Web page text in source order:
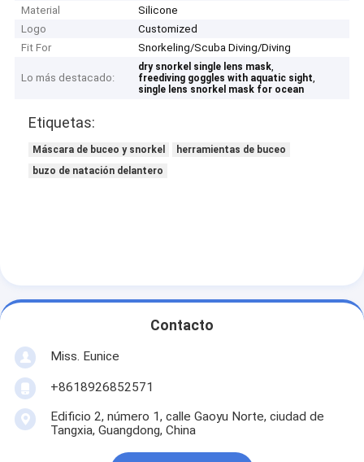
Material
Silicone
Logo
Customized
Fit For
Snorkeling/Scuba Diving/Diving
Lo más destacado:
dry snorkel single lens mask,
freediving goggles with aquatic sight,
single lens snorkel mask for ocean
Etiquetas:
Máscara de buceo y snorkel
herramientas de buceo
buzo de natación delantero
Contacto
Miss. Eunice
+8618926852571
Edificio 2, número 1, calle Gaoyu Norte, ciudad de
Tangxia, Guangdong, China